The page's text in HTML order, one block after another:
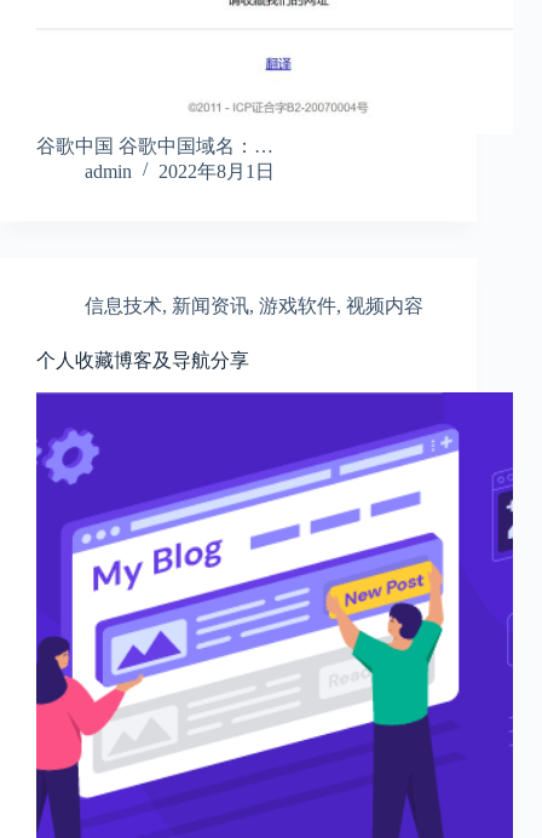
谷歌中国 谷歌中国域名：…
admin
2022年8月1日
信息技术, 新闻资讯, 游戏软件, 视频内容
个人收藏博客及导航分享